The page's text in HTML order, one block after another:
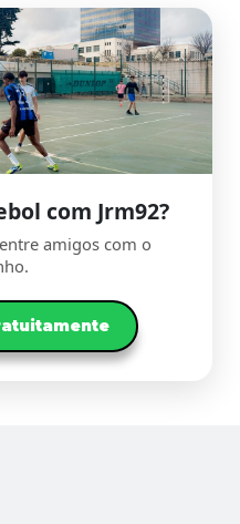
com Jrm92?
amigos com o